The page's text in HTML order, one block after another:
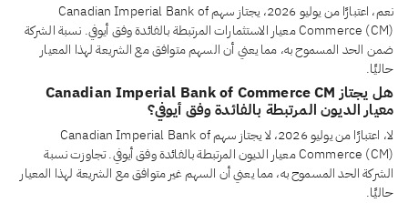
نعم، اعتبارًا من يوليو 2026، يجتاز سهم Canadian Imperial Bank of
Commerce (CM) معيار الاستثمارات المرتبطة بالفائدة وفق أيوفي. نسبة الشركة
ضمن الحد المسموح به، مما يعني أن السهم متوافق مع الشريعة لهذا المعيار
حاليًا.
هل يجتاز Canadian Imperial Bank of Commerce CM
معيار الديون المرتبطة بالفائدة وفق أيوفي؟
لا، اعتبارًا من يوليو 2026، لا يجتاز سهم Canadian Imperial Bank of
Commerce (CM) معيار الديون المرتبطة بالفائدة وفق أيوفي. تجاوزت نسبة
الشركة الحد المسموح به، مما يعني أن السهم غير متوافق مع الشريعة لهذا المعيار
حاليًا.